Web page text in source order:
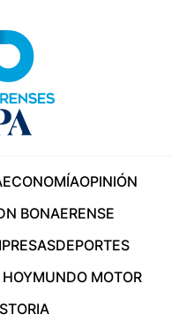
ECONOMÍAOPINIÓN
BONAERENSE
DEPORTES
MUNDO MOTOR